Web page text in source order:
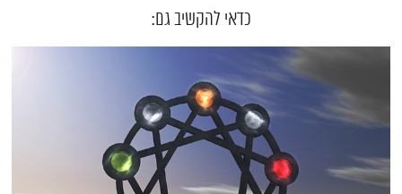
כדאי להקשיב גם: